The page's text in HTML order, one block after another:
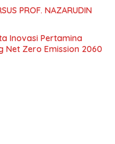
PROF. NAZARUDIN
Inovasi Pertamina
Net Zero Emission 2060